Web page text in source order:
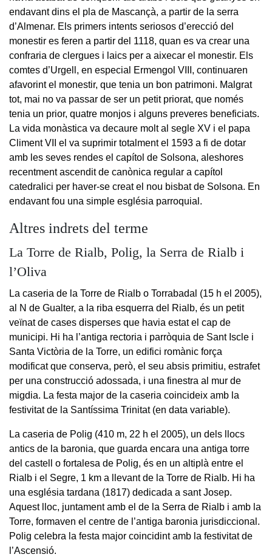
endavant dins el pla de Mascançà, a partir de la serra
d’Almenar. Els primers intents seriosos d’erecció del
monestir es feren a partir del 1118, quan es va crear una
confraria de clergues i laics per a aixecar el monestir. Els
comtes d’Urgell, en especial Ermengol VIII, continuaren
afavorint el monestir, que tenia un bon patrimoni. Malgrat
tot, mai no va passar de ser un petit priorat, que només
tenia un prior, quatre monjos i alguns preveres beneficiats.
La vida monàstica va decaure molt al segle XV i el papa
Climent VII el va suprimir totalment el 1593 a fi de dotar
amb les seves rendes el capítol de Solsona, aleshores
recentment ascendit de canònica regular a capítol
catedralici per haver-se creat el nou bisbat de Solsona. En
endavant fou una simple església parroquial.
Altres indrets del terme
La Torre de Rialb, Polig, la Serra de Rialb i
l’Oliva
La caseria de la Torre de Rialb o Torrabadal (15 h el 2005),
al N de Gualter, a la riba esquerra del Rialb, és un petit
veïnat de cases disperses que havia estat el cap de
municipi. Hi ha l’antiga rectoria i parròquia de Sant Iscle i
Santa Victòria de la Torre, un edifici romànic força
modificat que conserva, però, el seu absis primitiu, estrafet
per una construcció adossada, i una finestra al mur de
migdia. La festa major de la caseria coincideix amb la
festivitat de la Santíssima Trinitat (en data variable).
La caseria de Polig (410 m, 22 h el 2005), un dels llocs
antics de la baronia, que guarda encara una antiga torre
del castell o fortalesa de Polig, és en un altiplà entre el
Rialb i el Segre, 1 km a llevant de la Torre de Rialb. Hi ha
una església tardana (1817) dedicada a sant Josep.
Aquest lloc, juntament amb el de la Serra de Rialb i amb la
Torre, formaven el centre de l’antiga baronia jurisdiccional.
Polig celebra la festa major coincidint amb la festivitat de
l’Ascensió.